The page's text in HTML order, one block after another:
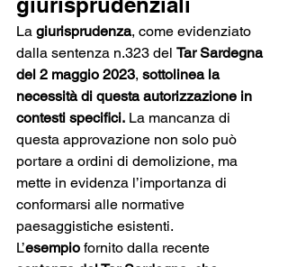
La giurisprudenza, come evidenziato
dalla sentenza n.323 del Tar Sardegna
del 2 maggio 2023, sottolinea la
necessità di questa autorizzazione in
contesti specifici. La mancanza di
questa approvazione non solo può
portare a ordini di demolizione, ma
mette in evidenza l’importanza di
conformarsi alle normative
paesaggistiche esistenti.
L’esempio fornito dalla recente